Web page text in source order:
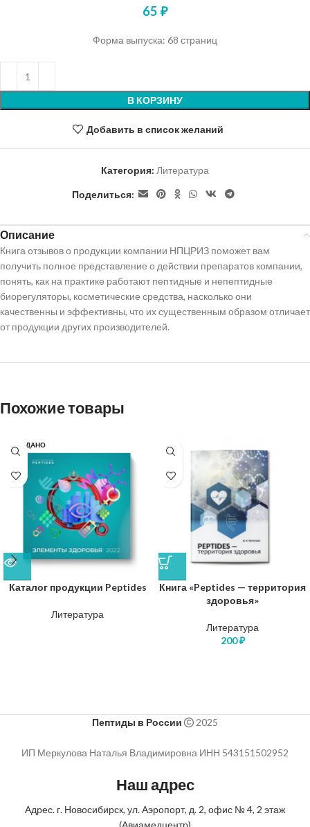
65 ₽
Форма выпуска: 68 страниц
В КОРЗИНУ
Добавить в список желаний
Категория: Литература
Поделиться:
Описание
Книга отзывов о продукции компании НПЦРИЗ поможет вам
получить полное представление о действии препаратов компании,
понять, как на практике работают пептидные и непептидные
биорегуляторы, косметические средства, насколько они
качественны и эффективны, что их существенным образом отличает
от продукции других производителей.
Похожие товары
ПРОДАНО
Каталог продукции Peptides
Литература
Книга «Peptides — территория
здоровья»
Литература
200₽
Пептиды в России 2025
ИП Меркулова Наталья Владимировна ИНН 543151502952
Наш адрес
Адрес. г. Новосибирск, ул. Аэропорт, д. 2, офис № 4, 2 этаж
(Авиамедцентр)